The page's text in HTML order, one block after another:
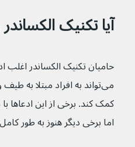
آیا تکنیک
می‌تواند به افراد مبتلا
کمک کند. برخی از این ادعاها
اما برخی دیگر هنوز به طور کامل